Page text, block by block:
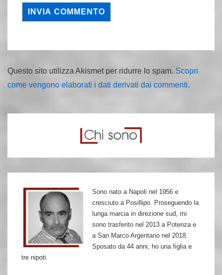
Questo sito utilizza Akismet per ridurre lo spam. Scopri
come vengono elaborati i dati derivati dai commenti.
Sono nato a Napoli nel 1956 e
cresciuto a Posillipo. Proseguendo la
lunga marcia in direzione sud, mi
sono trasferito nel 2013 a Potenza e
a San Marco Argentano nel 2018.
Sposato da 44 anni, ho una figlia e
tre nipoti.